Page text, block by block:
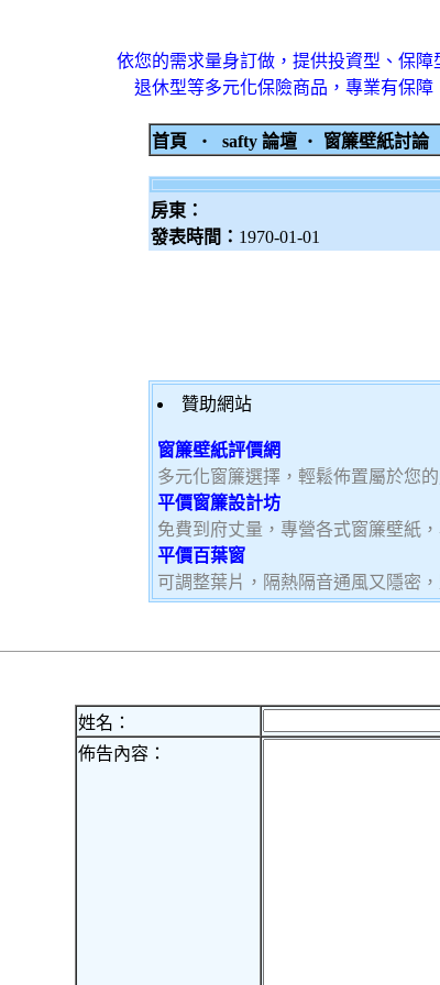
依您的需求量身訂做，提供投資型、保障
退休型等多元化保險商品，專業有保障
首頁 ‧ safty 論壇 ‧ 窗簾壁紙討論
房東：
發表時間： 1970-01-01
贊助網站
窗簾壁紙評價網
多元化窗簾選擇，輕鬆佈置屬於您
平價窗簾設計坊
免費到府丈量，專營各式窗簾壁紙
平價百葉窗
可調整葉片，隔熱隔音通風又隱密
姓名：
佈告內容：